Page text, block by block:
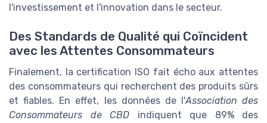
l'investissement et l'innovation dans le secteur.
Des Standards de Qualité qui Coïncident
avec les Attentes Consommateurs
Finalement, la certification ISO fait écho aux attentes
des consommateurs qui recherchent des produits sûrs
et fiables. En effet, les données de l'Association des
Consommateurs de CBD indiquent que 89% des